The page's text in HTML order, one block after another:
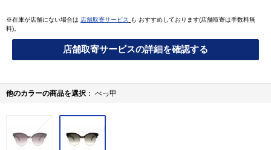
※在庫が店舗にない場合は 店舗取寄サービス
も おすすめしております(店舗取寄は手数料無
料)。
店舗取寄サービスの詳細を確認する
他のカラーの商品を選択 べっ甲